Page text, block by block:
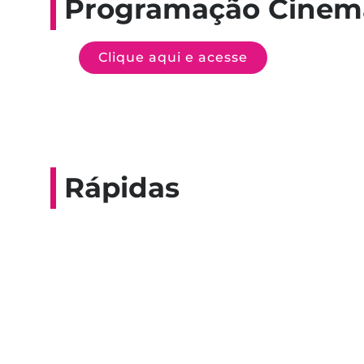
Programação
Clique aqui e acesse
Rápidas